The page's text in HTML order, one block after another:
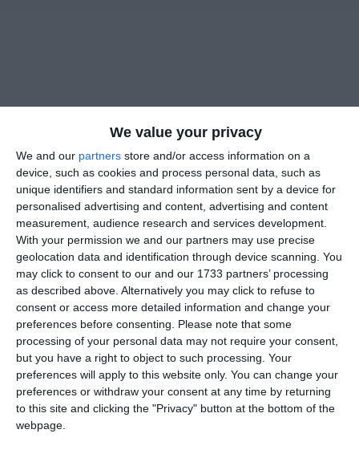
We value your privacy
We and our partners store and/or access information on a
device, such as cookies and process personal data, such as
unique identifiers and standard information sent by a device for
personalised advertising and content, advertising and content
measurement, audience research and services development.
With your permission we and our partners may use precise
geolocation data and identification through device scanning. You
may click to consent to our and our 1733 partners’ processing
as described above. Alternatively you may click to refuse to
consent or access more detailed information and change your
preferences before consenting.
Please note that some
processing of your personal data may not require your consent,
but you have a right to object to such processing. Your
preferences will apply to this website only. You can change your
preferences or withdraw your consent at any time by returning
to this site and clicking the "Privacy" button at the bottom of the
webpage.
par tórat sóta a ‘na mantèla negra
e acssì purtàrat via,,
come int un vól, vèrss un nóv zziél d’ssilénzi,
là, dop l’undàl d’cla porta